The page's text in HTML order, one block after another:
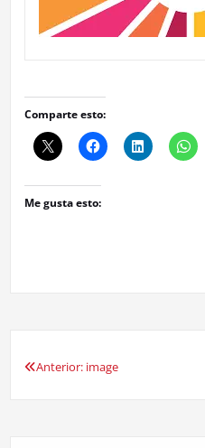
Comparte esto:
Me gusta esto:
Navegación
Anterior: image